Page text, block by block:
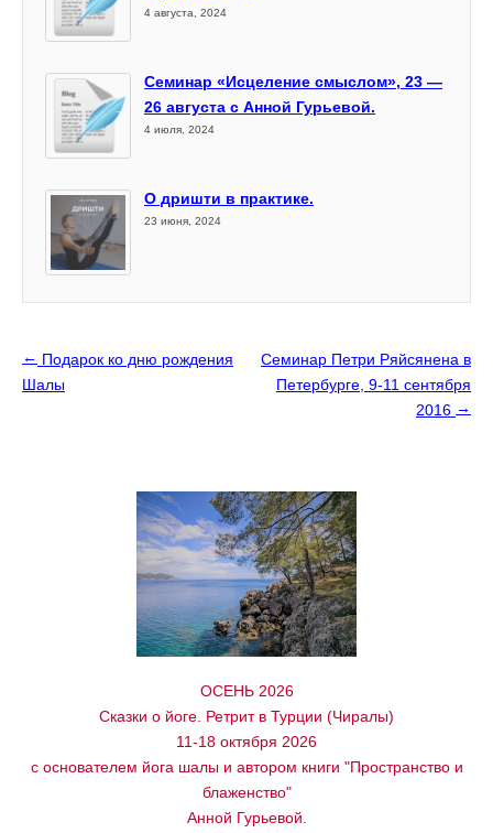
4 августа, 2024
Семинар «Исцеление смыслом», 23 —
26 августа с Анной Гурьевой.
4 июля, 2024
О дришти в практике.
23 июня, 2024
← Подарок ко дню рождения
Шалы
Семинар Петри Ряйсянена в
Петербурге, 9-11 сентября
2016 →
ОСЕНЬ 2026
Сказки о йоге. Ретрит в Турции (Чиралы)
11-18 октября 2026
с основателем йога шалы и автором книги "Пространство и
блаженство"
Анной Гурьевой.